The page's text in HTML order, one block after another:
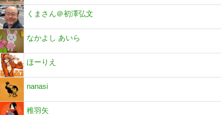
くまさん＠初澤弘文
なかよし あいら
ほーりえ
nanasi
稚羽矢